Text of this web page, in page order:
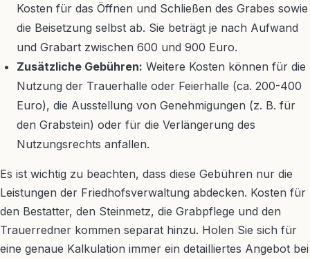
Kosten für das Öffnen und Schließen des Grabes sowie
die Beisetzung selbst ab. Sie beträgt je nach Aufwand
und Grabart zwischen 600 und 900 Euro.
Zusätzliche Gebühren: Weitere Kosten können für die
Nutzung der Trauerhalle oder Feierhalle (ca. 200-400
Euro), die Ausstellung von Genehmigungen (z. B. für
den Grabstein) oder für die Verlängerung des
Nutzungsrechts anfallen.
Es ist wichtig zu beachten, dass diese Gebühren nur die
Leistungen der Friedhofsverwaltung abdecken. Kosten für
den Bestatter, den Steinmetz, die Grabpflege und den
Trauerredner kommen separat hinzu. Holen Sie sich für
eine genaue Kalkulation immer ein detailliertes Angebot bei